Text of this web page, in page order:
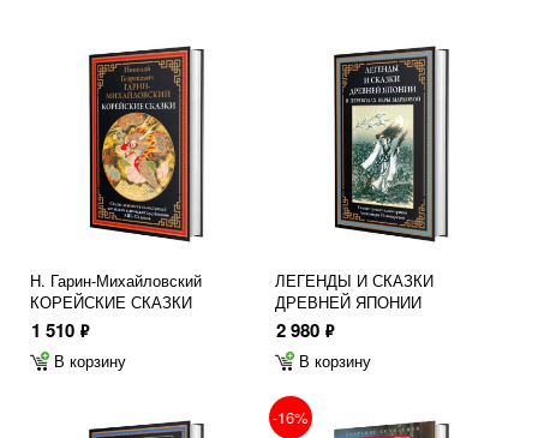
Н. Гарин-Михайловский
КОРЕЙСКИЕ СКАЗКИ
1 510 ф
В корзину
ЛЕГЕНДЫ И СКАЗКИ
ДРЕВНЕЙ ЯПОНИИ
2 980 ф
В корзину
-16%